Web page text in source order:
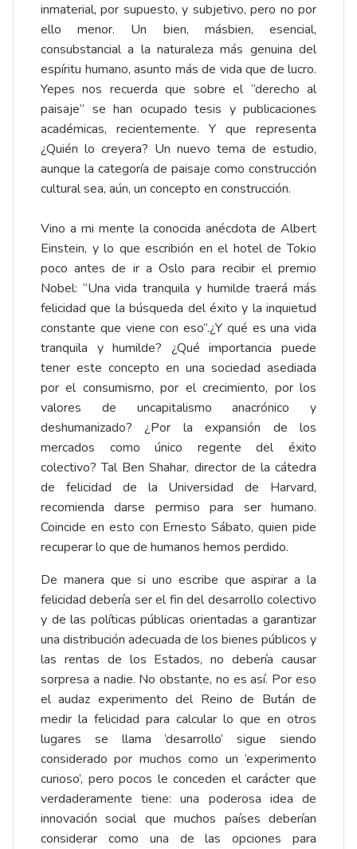
inmaterial, por supuesto, y subjetivo, pero no por
ello menor. Un bien, másbien, esencial,
consubstancial a la naturaleza más genuina del
espíritu humano, asunto más de vida que de lucro.
Yepes nos recuerda que sobre el “derecho al
paisaje” se han ocupado tesis y publicaciones
académicas, recientemente. Y que representa
¿Quién lo creyera? Un nuevo tema de estudio,
aunque la categoría de paisaje como construcción
cultural sea, aún, un concepto en construcción.
Vino a mi mente la conocida anécdota de Albert
Einstein, y lo que escribión en el hotel de Tokio
poco antes de ir a Oslo para recibir el premio
Nobel: “Una vida tranquila y humilde traerá más
felicidad que la búsqueda del éxito y la inquietud
constante que viene con eso”.¿Y qué es una vida
tranquila y humilde? ¿Qué importancia puede
tener este concepto en una sociedad asediada
por el consumismo, por el crecimiento, por los
valores de uncapitalismo anacrónico y
deshumanizado? ¿Por la expansión de los
mercados como único regente del éxito
colectivo? Tal Ben Shahar, director de la cátedra
de felicidad de la Universidad de Harvard,
recomienda darse permiso para ser humano.
Coincide en esto con Ernesto Sábato, quien pide
recuperar lo que de humanos hemos perdido.
De manera que si uno escribe que aspirar a la
felicidad debería ser el fin del desarrollo colectivo
y de las políticas públicas orientadas a garantizar
una distribución adecuada de los bienes públicos y
las rentas de los Estados, no debería causar
sorpresa a nadie. No obstante, no es así. Por eso
el audaz experimento del Reino de Bután de
medir la felicidad para calcular lo que en otros
lugares se llama ‘desarrollo’ sigue siendo
considerado por muchos como un ‘experimento
curioso’, pero pocos le conceden el carácter que
verdaderamente tiene: una poderosa idea de
innovación social que muchos países deberían
considerar como una de las opciones para